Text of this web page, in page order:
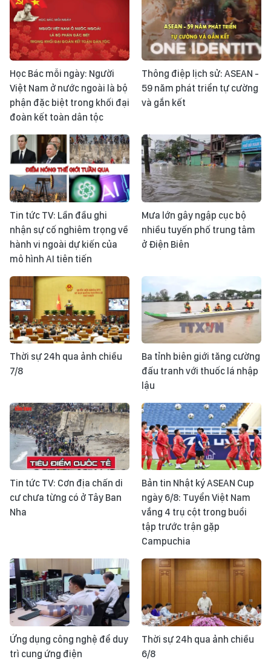
Học Bác mỗi ngày: Người
Việt Nam ở nước ngoài là bộ
phận đặc biệt trong khối đại
đoàn kết toàn dân tộc
Thông điệp lịch sử: ASEAN -
59 năm phát triển tự cường
và gắn kết
Tin tức TV: Lần đầu ghi
nhận sự cố nghiêm trọng về
hành vi ngoài dự kiến của
mô hình AI tiên tiến
Mưa lớn gây ngập cục bộ
nhiều tuyến phố trung tâm
ở Điện Biên
Thời sự 24h qua ảnh chiều
7/8
Ba tỉnh biên giới tăng cường
đấu tranh với thuốc lá nhập
lậu
Tin tức TV: Cơn địa chấn di
cư chưa từng có ở Tây Ban
Nha
Bản tin Nhật ký ASEAN Cup
ngày 6/8: Tuyển Việt Nam
vắng 4 trụ cột trong buổi
tập trước trận gặp
Campuchia
Ứng dụng công nghệ để duy
trì cung ứng điện
Thời sự 24h qua ảnh chiều
6/8